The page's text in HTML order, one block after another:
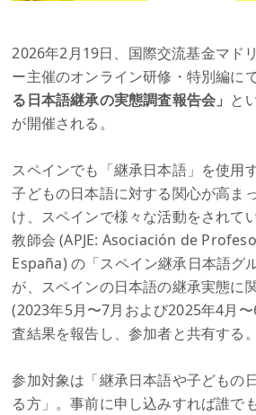
2026年2月19日、国際交流基金マド
ー主催のオンライン研修・特別編に
る日本語継承の実態調査報告会」 と
が開催される。
スペインでも「継承日本語」を使用
子どもの日本語に対する関心が高ま
け、スペインで様々な活動をされて
教師会 (APJE: Asociación de
España) の「スペイン継承日本語グ
が、スペインの日本語の継承実態に
(2023年5月〜7月および2025年4月
査結果を報告し、参加者と共有する。
参加対象は「継承日本語や子どもの
る方」。事前に申し込みすれば誰で